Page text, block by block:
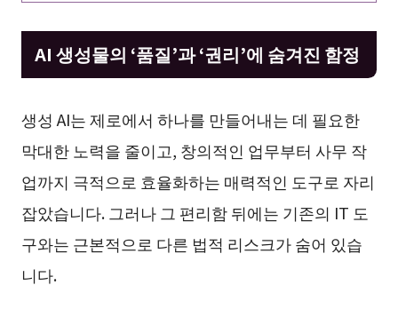
AI 생성물의 ‘품질’과 ‘권리’에 숨겨진 함정
생성 AI는 제로에서 하나를 만들어내는 데 필요한
막대한 노력을 줄이고, 창의적인 업무부터 사무 작
업까지 극적으로 효율화하는 매력적인 도구로 자리
잡았습니다. 그러나 그 편리함 뒤에는 기존의 IT 도
구와는 근본적으로 다른 법적 리스크가 숨어 있습
니다.